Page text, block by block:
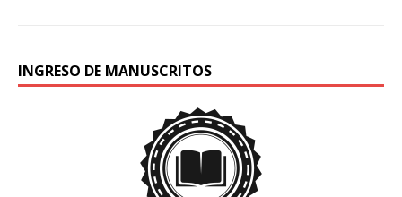
INGRESO DE MANUSCRITOS